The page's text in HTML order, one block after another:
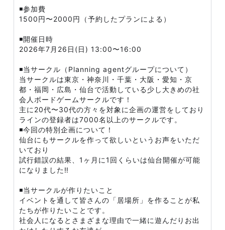
◾️参加費
1500円〜2000円（予約したプランによる）
◾️開催日時
2026年7月26日(日) 13:00〜16:00
◾️当サークル（Planning agentグループについて）
当サークルは東京・神奈川・千葉・大阪・愛知・京
都・福岡・広島・仙台で活動している少し大きめの社
会人ボードゲームサークルです！
主に20代〜30代の方々を対象に企画の運営をしており
ラインの登録者は7000名以上のサークルです。
◾️今回の特別企画について！
仙台にもサークルを作って欲しいというお声をいただ
いており
試行錯誤の結果、1ヶ月に1回くらいは仙台開催が可能
になりました‼️
◾️当サークルが作りたいこと
イベントを通して皆さんの「居場所」を作ることが私
たちが作りたいことです。
社会人になるとさまざまな理由で一緒に遊んだりお出